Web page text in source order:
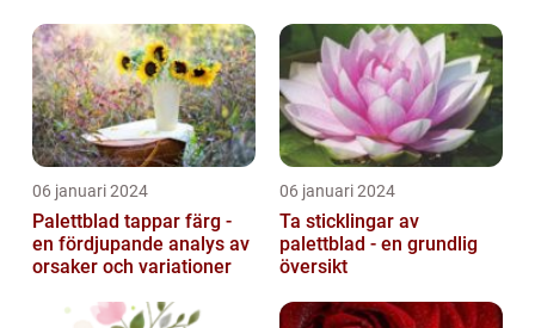
06 januari 2024
Palettblad tappar färg -
en fördjupande analys av
orsaker och variationer
06 januari 2024
Ta sticklingar av
palettblad - en grundlig
översikt